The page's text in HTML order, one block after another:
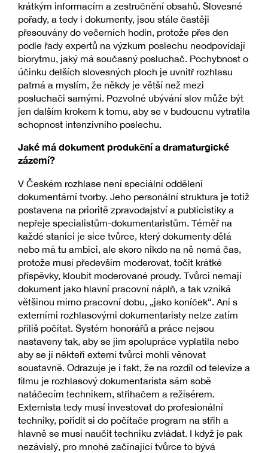
krátkým informacím a zestručnění obsahů. Slovesné
pořady, a tedy i dokumenty, jsou stále častěji
přesouvány do večerních hodin, protože přes den
podle řady expertů na výzkum poslechu neodpovídají
biorytmu, jaký má současný posluchač. Pochybnost o
účinku delších slovesných ploch je uvnitř rozhlasu
patrná a myslím, že někdy je větší než mezi
posluchači samými. Pozvolné ubývání slov může být
jen dalším krokem k tomu, aby se v budoucnu vytratila
schopnost intenzivního poslechu.
Jaké má dokument produkční a dramaturgické
zázemí?
V Českém rozhlase není speciální oddělení
dokumentární tvorby. Jeho personální struktura je totiž
postavena na prioritě zpravodajství a publicistiky a
nepřeje specialistům-dokumentaristům. Téměř na
každé stanici je sice tvůrce, který dokumenty dělá
nebo má tu ambici, ale skoro nikdo na ně nemá čas,
protože musí především moderovat, točit krátké
příspěvky, kloubit moderované proudy. Tvůrci nemají
dokument jako hlavní pracovní náplň, a tak vzniká
většinou mimo pracovní dobu, „jako koníček“. Ani s
externími rozhlasovými dokumentaristy nelze zatím
příliš počítat. Systém honorářů a práce nejsou
nastaveny tak, aby se jim spolupráce vyplatila nebo
aby se jí někteří externí tvůrci mohli věnovat
soustavně. Odrazuje je i fakt, že na rozdíl od televize a
filmu je rozhlasový dokumentarista sám sobě
natáčecím technikem, střihačem a režisérem.
Externista tedy musí investovat do profesionální
techniky, pořídit si do počítače program na střih a
hlavně se musí naučit techniku zvládat. I když je pak
nezávislý, pro mnohé začínající tvůrce to bývá